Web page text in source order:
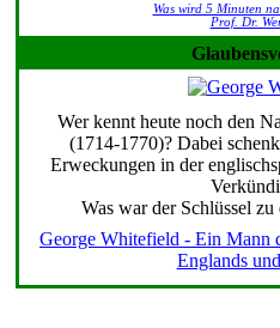
Was wird 5 Minuten
Prof. Dr.
Wer kennt heute noch den
(1714-1770)? Dabei
Erweckungen in der
Was war der Schlüssel zu
George Whitefield - Ein Mann
Englands